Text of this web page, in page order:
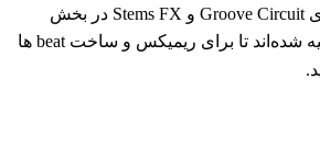
فراهم می‌کند. کنترل‌های Groove Circuit و Stems FX در بخش
فوقانی این محصول تعبیه شده‌اند تا برای ریمیکس و ساخت beat ها